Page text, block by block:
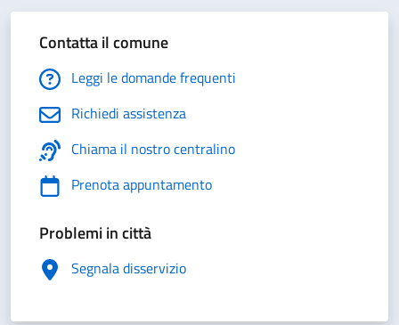
Contatta il comune
Leggi le domande frequenti
Richiedi assistenza
Chiama il nostro centralino
Prenota appuntamento
Problemi in città
Segnala disservizio